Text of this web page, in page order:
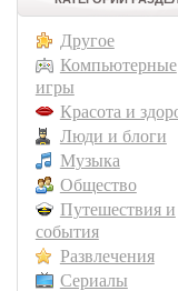
Другое
Компьютерные
игры
Красота и
Люди и блоги
Музыка
Общество
Путешествия и
события
Развлечения
Сериалы